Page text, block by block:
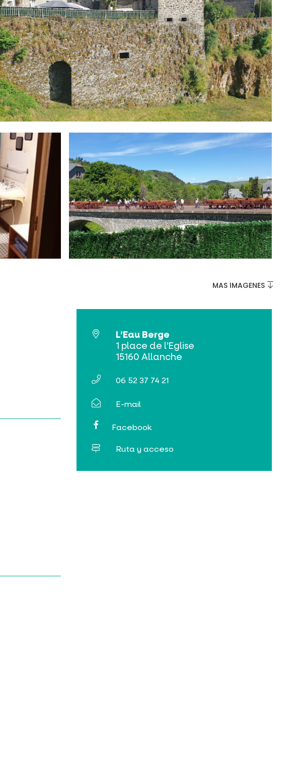
MAS IMAGENES
L’Eau Berge
1 place de l’Eglise
15160 Allanche
06 52 37 74 21
E-mail
Facebook
Ruta y acceso